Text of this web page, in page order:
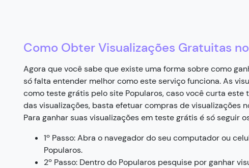
Como Obter Visualizações Gratuitas
Agora que você sabe que existe uma forma sobre como
só falta entender melhor como este serviço funciona. As
como teste grátis pelo site Popularos, caso você curta este
das visualizações, basta efetuar compras de visualizações
Para ganhar suas visualizações em teste grátis é só seguir
1º Passo: Abra o navegador do seu computador ou
Popularos.
2º Passo: Dentro do Popularos pesquise por ganhar